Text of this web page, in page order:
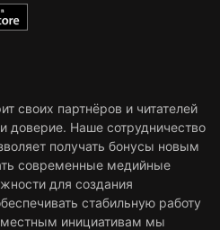
своих партнёров и читателей
доверие. Наше сотрудничество
получать бонусы новым
современные медийные
для создания
стабильную работу
инициативам мы